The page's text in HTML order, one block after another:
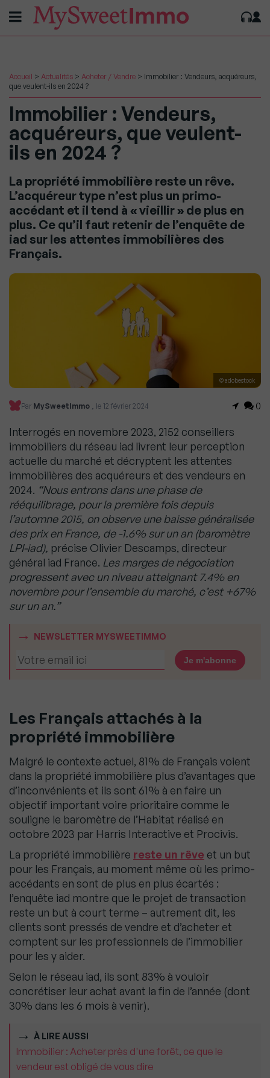
Accueil > Actualités > Acheter / Vendre > Immobilier : Vendeurs, acquéreurs,
que veulent-ils en 2024 ?
Immobilier : Vendeurs,
acquéreurs, que veulent-
ils en 2024 ?
La propriété immobilière reste un rêve.
L’acquéreur type n’est plus un primo-
accédant et il tend à « vieillir » de plus en
plus. Ce qu’il faut retenir de l’enquête de
iad sur les attentes immobilières des
Français.
© adobestock
Par MySweetImmo , le 12 février 2024 0
Interrogés en novembre 2023, 2152 conseillers
immobiliers du réseau iad livrent leur perception
actuelle du marché et décryptent les attentes
immobilières des acquéreurs et des vendeurs en
2024. “Nous entrons dans une phase de
rééquilibrage, pour la première fois depuis
l’automne 2015, on observe une baisse généralisée
des prix en France, de -1.6% sur un an (baromètre
LPI-iad), précise Olivier Descamps, directeur
général iad France. Les marges de négociation
progressent avec un niveau atteignant 7.4% en
novembre pour l’ensemble du marché, c’est +67%
sur un an.”
NEWSLETTER MYSWEETIMMO
Les Français attachés à la
propriété immobilière
Malgré le contexte actuel, 81% de Français voient
dans la propriété immobilière plus d’avantages que
d’inconvénients et ils sont 61% à en faire un
objectif important voire prioritaire comme le
souligne le baromètre de l’Habitat réalisé en
octobre 2023 par Harris Interactive et Procivis.
La propriété immobilière reste un rêve et un but
pour les Français, au moment même où les primo-
accédants en sont de plus en plus écartés :
l’enquête iad montre que le projet de transaction
reste un but à court terme – autrement dit, les
clients sont pressés de vendre et d’acheter et
comptent sur les professionnels de l’immobilier
pour les y aider.
Selon le réseau iad, ils sont 83% à vouloir
concrétiser leur achat avant la fin de l’année (dont
30% dans les 6 mois à venir).
À LIRE AUSSI
Immobilier : Acheter près d'une forêt, ce que le
vendeur est obligé de vous dire